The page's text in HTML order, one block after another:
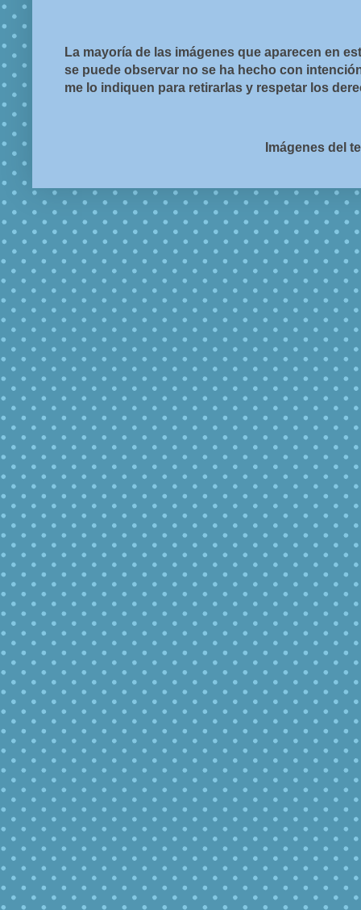
La mayoría de las imágenes que aparecen en
se puede observar no se ha hecho con
me lo indiquen para retirarlas y respetar los
Imágenes del